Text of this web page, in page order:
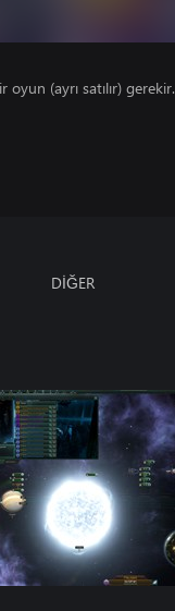
oyun (ayrı satılır) gerekir.
DİĞER